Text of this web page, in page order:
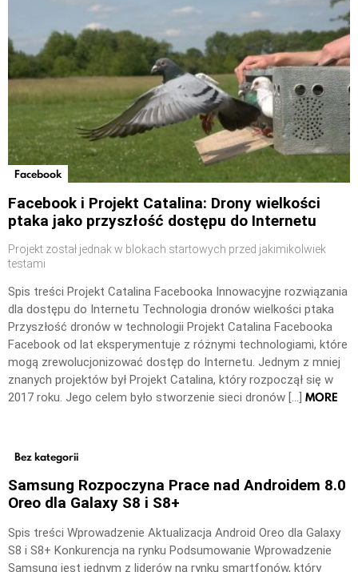
Facebook
Facebook i Projekt Catalina: Drony wielkości
ptaka jako przyszłość dostępu do Internetu
Projekt został jednak w blokach startowych przed jakimikolwiek
testami
Spis treści Projekt Catalina Facebooka Innowacyjne rozwiązania
dla dostępu do Internetu Technologia dronów wielkości ptaka
Przyszłość dronów w technologii Projekt Catalina Facebooka
Facebook od lat eksperymentuje z różnymi technologiami, które
mogą zrewolucjonizować dostęp do Internetu. Jednym z mniej
znanych projektów był Projekt Catalina, który rozpoczął się w
2017 roku. Jego celem było stworzenie sieci dronów […] MORE
Bez kategorii
Samsung Rozpoczyna Prace nad Androidem 8.0
Oreo dla Galaxy S8 i S8+
Spis treści Wprowadzenie Aktualizacja Android Oreo dla Galaxy
S8 i S8+ Konkurencja na rynku Podsumowanie Wprowadzenie
Samsung jest jednym z liderów na rynku smartfonów, który